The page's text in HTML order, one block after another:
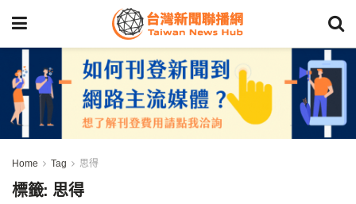
Home Tag 思得
標籤: 思得